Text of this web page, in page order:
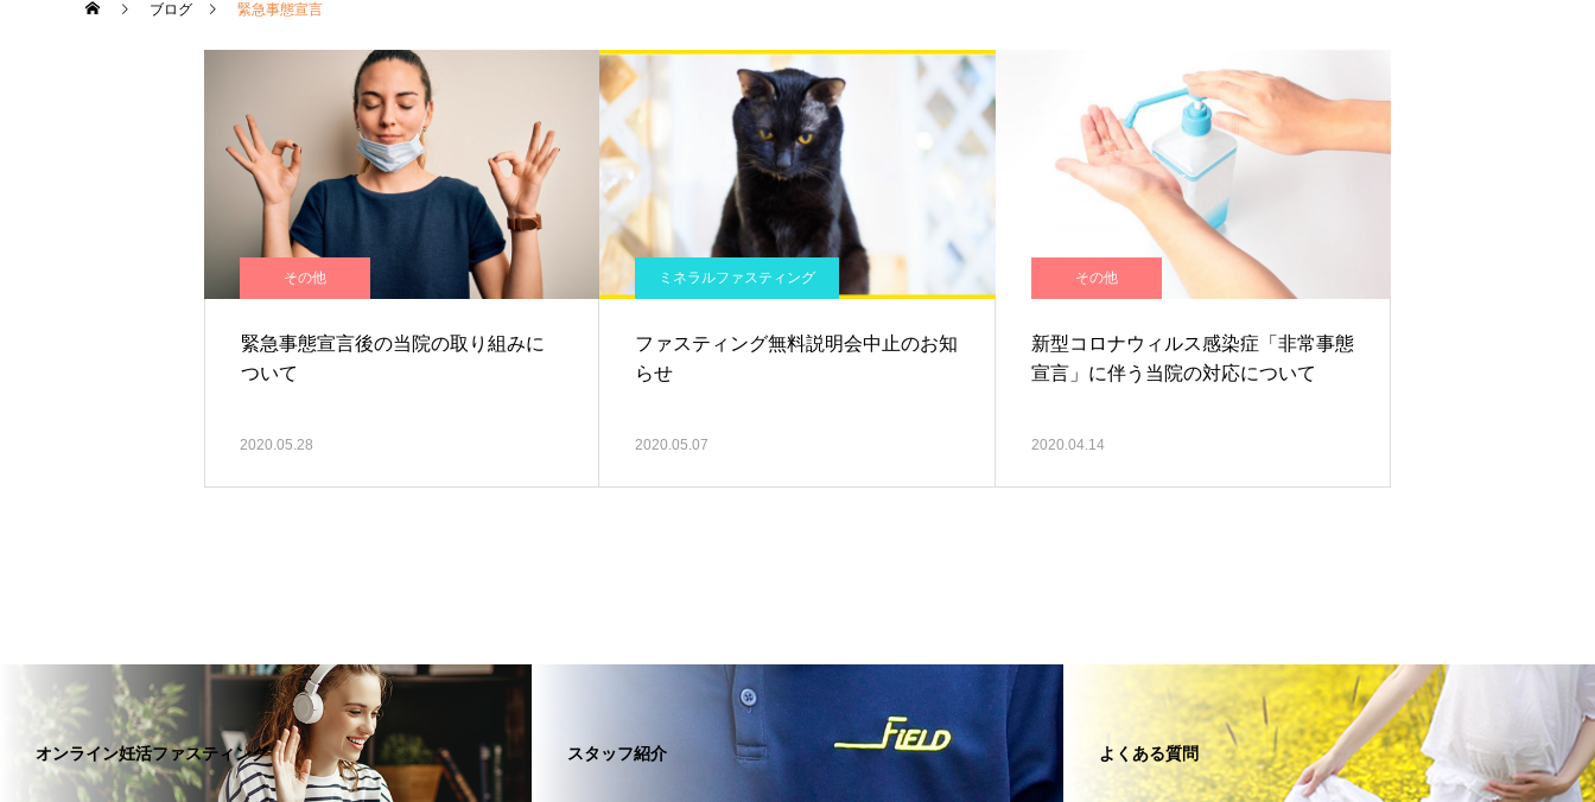
ブログ 緊急事態宣言
その他
緊急事態宣言後の当院の取り組みに
ついて
2020.05.28
ミネラルファスティング
ファスティング無料説明会中止のお知
らせ
2020.05.07
その他
新型コロナウィルス感染症「非常事態
宣言」に伴う当院の対応について
2020.04.14
オンライン妊活ファスティング スタッフ紹介 よくある質問